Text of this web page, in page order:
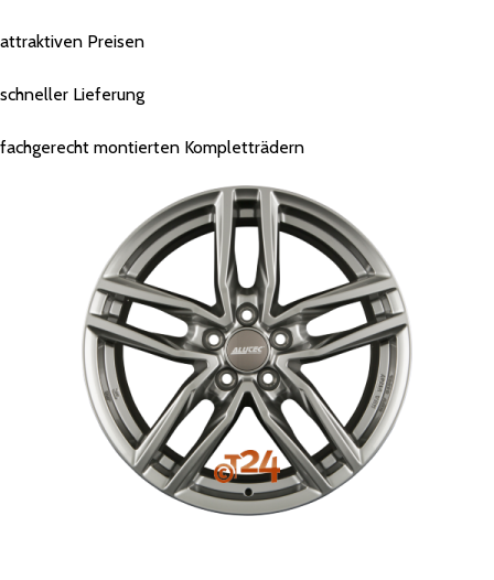
attraktiven Preisen
schneller Lieferung
fachgerecht montierten Kompletträdern